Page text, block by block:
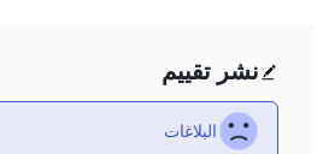
نشر تقييم
البلاغات